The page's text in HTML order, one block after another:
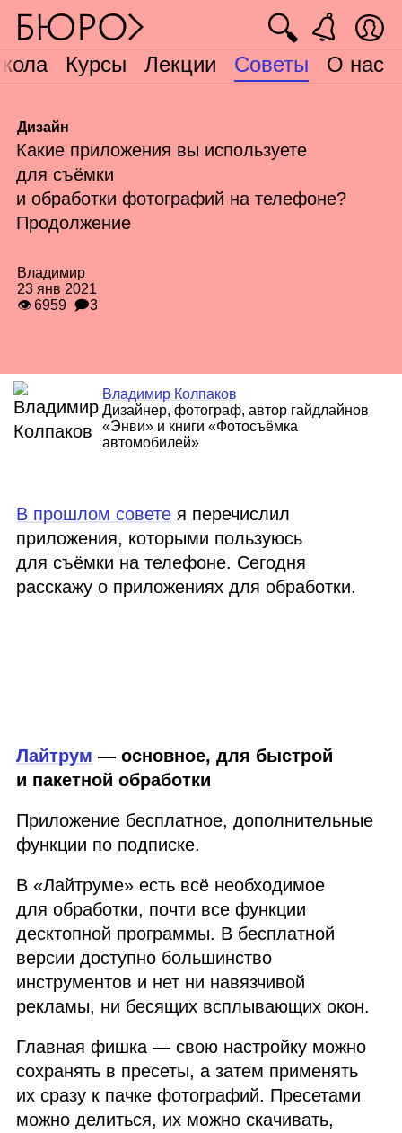
Курсы Лекции Советы О нас
🔍
Дизайн
Какие приложения вы используете
для съёмки
и обработки фотографий на телефоне?
Продолжение
Владимир
23 янв 2021
👁 6959 🗩3
Владимир Колпаков
Дизайнер, фотограф, автор гайдлайнов
«Энви» и книги «Фотосъёмка
автомобилей»
В прошлом совете я перечислил
приложения, которыми пользуюсь
для съёмки на телефоне. Сегодня
расскажу о приложениях для обработки.
Лайтрум — основное, для быстрой
и пакетной обработки
Приложение бесплатное, дополнительные
функции по подписке.
В «Лайтруме» есть всё необходимое
для обработки, почти все функции
десктопной программы. В бесплатной
версии доступно большинство
инструментов и нет ни навязчивой
рекламы, ни бесящих всплывающих окон.
Главная фишка — свою настройку можно
сохранять в пресеты, а затем применять
их сразу к пачке фотографий. Пресетами
можно делиться, их можно скачивать,